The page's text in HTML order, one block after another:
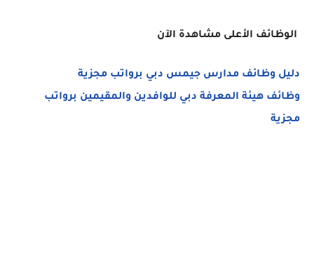
الوظائف الأعلى مشاهدة الآن
دليل وظائف مدارس جيمس دبي برواتب مجزية
وظائف هيئة المعرفة دبي للوافدين والمقيمين برواتب
مجزية